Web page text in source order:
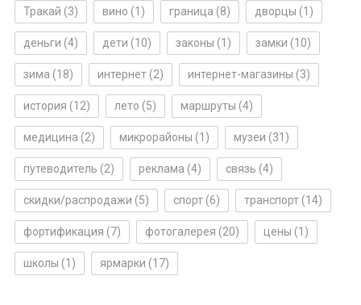
Тракай (3) вино (1) граница (8) дворцы (1)
деньги (4) дети (10) законы (1) замки (10)
зима (18) интернет(2) интернет-магазины (3)
история (12) лето (5) маршруты (4)
медицина (2) микрорайоны (1) музеи (31)
путеводитель (2) реклама (4) связь (4)
скидки/распродажи (5) спорт(6) транспорт(14)
фортификация (7) фотогалерея (20) цены (1)
школы (1) ярмарки (17)